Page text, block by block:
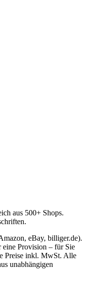
aus 500+ Shops.
eBay, billiger.de).
Provision – für Sie
Preise inkl. MwSt. Alle
unabhängigen